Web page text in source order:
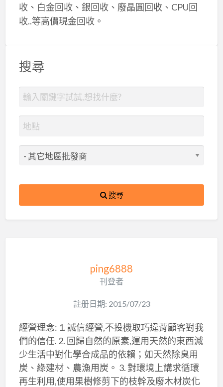
收、白金回收、銀回收、廢晶圓回收、CPU回
收..等高價現金回收。
搜尋
搜尋
ping6888
刊登者
註册日期: 2015/07/23
經營理念: 1. 誠信經營,不投機取巧違背顧客對我
們的信任. 2. 回歸自然的原素,運用天然的東西減
少生活中對化學合成品的依賴；如天然除臭用
炭、綠建材、農漁用炭。 3. 對環境上講求循環
再生利用,使用果樹修剪下的枝幹及廢木材炭化